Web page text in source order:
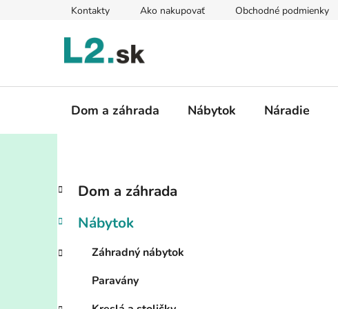
Kontakty Ako nakupovať Obchodné podmienky
Dom a záhrada Nábytok Náradie
B
č
ý
Preskočiť
kategórie
K
a
e
ó
e
Dom a záhrada
Nábytok
Záhradný nábytok
Paravány